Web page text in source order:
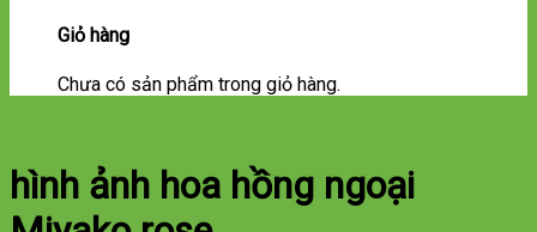
Giỏ hàng
Chưa có sản phẩm trong giỏ hàng.
hình ảnh hoa hồng ngoại